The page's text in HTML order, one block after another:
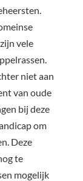
vele
niet aan
van oude
bij deze
om
Deze
te
mogelijk